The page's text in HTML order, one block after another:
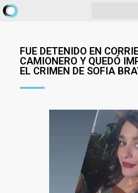
FUE DETENIDO EN
CAMIONERO Y QUEDÓ
EL CRIMEN DE SOFIA